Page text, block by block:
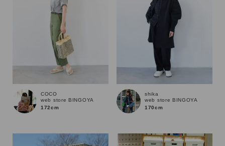
COCO
web store BINGOYA
172cm
shika
web store BINGOYA
170cm